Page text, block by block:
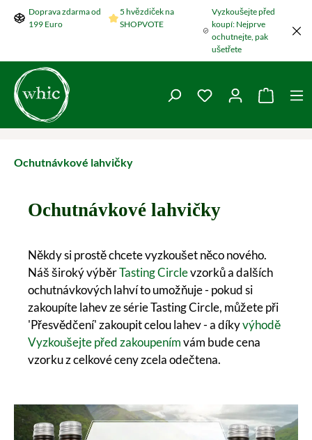
Přeskočit na hlavní obsah
Doprava zdarma od
199 Euro
5 hvězdiček na
SHOPVOTE
Vyzkoušejte před
koupí: Nejprve
ochutnejte, pak
ušetřete
Máte 0 položky v
Ochutnávkové lahvičky
Ochutnávkové lahvičky
Někdy si prostě chcete vyzkoušet něco nového.
Náš široký výběrTasting Circlevzorků a dalších
ochutnávkových lahví to umožňuje - pokud si
zakoupíte lahev ze série Tasting Circle, můžete při
'Přesvědčení' zakoupit celou lahev - a díkyvýhodě
Vyzkoušejte před zakoupenímvám bude cena
vzorku z celkové ceny zcela odečtena.